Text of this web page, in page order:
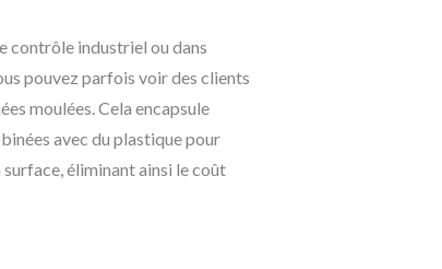
contrôle industriel ou dans
pouvez parfois voir des clients
moulées. Cela encapsule
avec du plastique pour
éliminant ainsi le coût